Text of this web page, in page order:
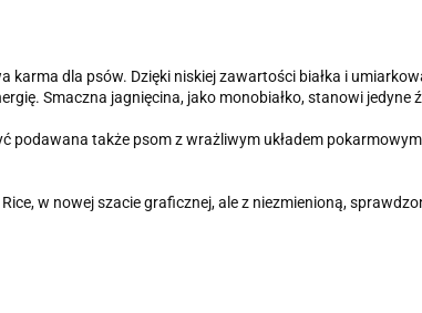
dla psów. Dzięki niskiej zawartości białka i
Smaczna jagnięcina, jako monobiałko, stanowi jedyne
podawana także psom z wrażliwym układem
w nowej szacie graficznej, ale z niezmienioną,